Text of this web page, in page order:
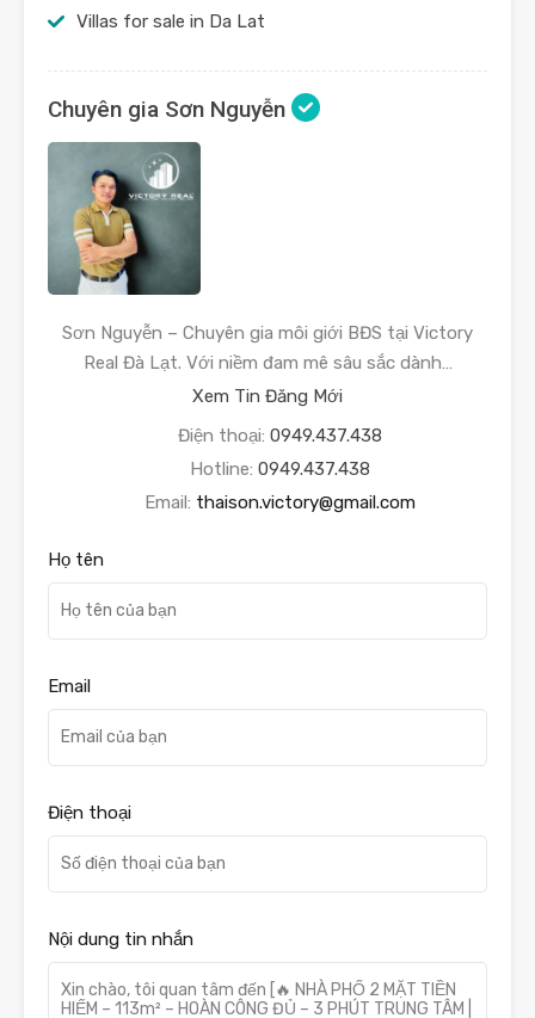
Villas for sale in Da Lat
Chuyên gia Sơn Nguyễn
Sơn Nguyễn – Chuyên gia môi giới BĐS tại Victory
Real Đà Lạt. Với niềm đam mê sâu sắc dành…
Xem Tin Đăng Mới
Điện thoại: 0949.437.438
Hotline: 0949.437.438
Email: thaison.victory@gmail.com
Họ tên
Email
Điện thoại
Nội dung tin nhắn